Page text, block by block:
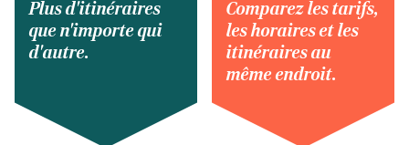
Plus d'itinéraires
que n'importe qui
d'autre.
Comparez les tarifs,
les horaires et les
itinéraires au
même endroit.